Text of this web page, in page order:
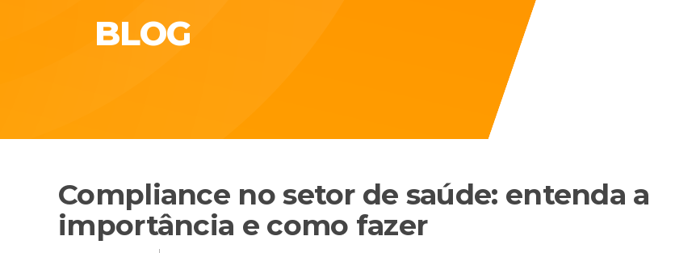
BLOG
Compliance no setor de saúde: entenda a
importância e como fazer